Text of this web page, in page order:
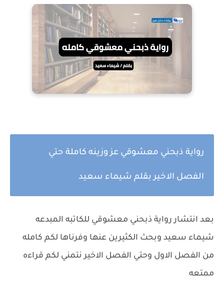
رواية ذبحني معشوقي عز وزينه كاملة حتي
الفصل الاخير بقلم شيماء سعيد
بعد انتشار رواية ذبحني معشوقي للكاتبه المبدعه
شيماء سعيد وبحث الكثيرين عنها وفرناها لكم كامله
من الفصل الاول وحتي الفصل الاخير نتمني لكم قراءه
ممتعه